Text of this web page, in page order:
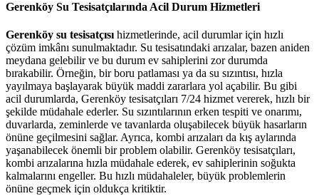
Gerenköy Su Tesisatçılarında Acil Durum Hizmetleri
Gerenköy su tesisatçısı hizmetlerinde, acil durumlar için hızlı
çözüm imkânı sunulmaktadır. Su tesisatındaki arızalar, bazen aniden
meydana gelebilir ve bu durum ev sahiplerini zor durumda
bırakabilir. Örneğin, bir boru patlaması ya da su sızıntısı, hızla
yayılmaya başlayarak büyük maddi zararlara yol açabilir. Bu gibi
acil durumlarda, Gerenköy tesisatçıları 7/24 hizmet vererek, hızlı bir
şekilde müdahale ederler. Su sızıntılarının erken tespiti ve onarımı,
duvarlarda, zeminlerde ve tavanlarda oluşabilecek büyük hasarların
önüne geçilmesini sağlar. Ayrıca, kombi arızaları da kış aylarında
yaşanabilecek önemli bir problem olabilir. Gerenköy tesisatçıları,
kombi arızalarına hızla müdahale ederek, ev sahiplerinin soğukta
kalmalarını engeller. Bu hızlı müdahaleler, büyük problemlerin
önüne geçmek için oldukça kritiktir.